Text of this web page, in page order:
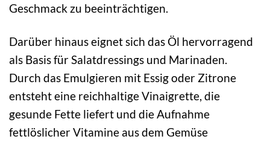
Geschmack zu beeinträchtigen.
Darüber hinaus eignet sich das Öl hervorragend
als Basis für Salatdressings und Marinaden.
Durch das Emulgieren mit Essig oder Zitrone
entsteht eine reichhaltige Vinaigrette, die
gesunde Fette liefert und die Aufnahme
fettlöslicher Vitamine aus dem Gemüse